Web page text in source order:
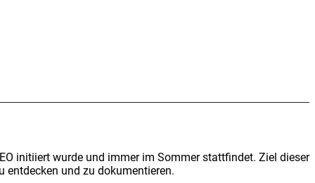
initi­iert wur­de und immer im Som­mer statt­fin­det. Ziel die­ser
ent­de­cken und zu doku­men­tie­ren.